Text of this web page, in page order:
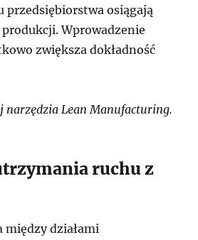
przedsiębiorstwa osiągają
Wprowadzenie
zwiększa dokładność
narzędzia Lean Manufacturing.
ruchu z
między działami